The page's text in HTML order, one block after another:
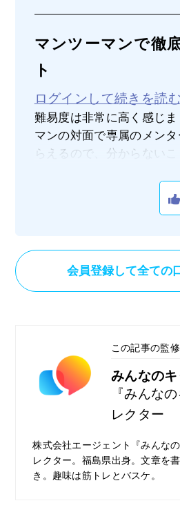
マンツーマンで徹
ト
ログインして続きを読む
難易度は非常に高く感じ
マンの対面で専属のメン
らえるので、分からない
もできたのでモチベーシ
もメンターの方と相談を
ができたので、自分に合
トがとにかく手厚かった
感じます。
会員登録して全ての
この記事の監
みんなの
『みんな
レクター
株式会社エージェント『みんな
レクター。福島県出身。文章を
き。趣味は筋トレとバスケ。